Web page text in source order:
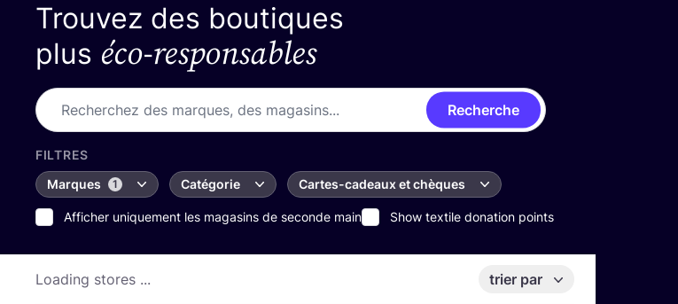
German
Croatian
Trouvez des boutiques
plus éco-responsables
Recherche
FILTRES
Marques
1 Catégorie Cartes-cadeaux et chèques
Afficher uniquement les magasins de seconde main Show textile donation points
Loading stores ... trier par